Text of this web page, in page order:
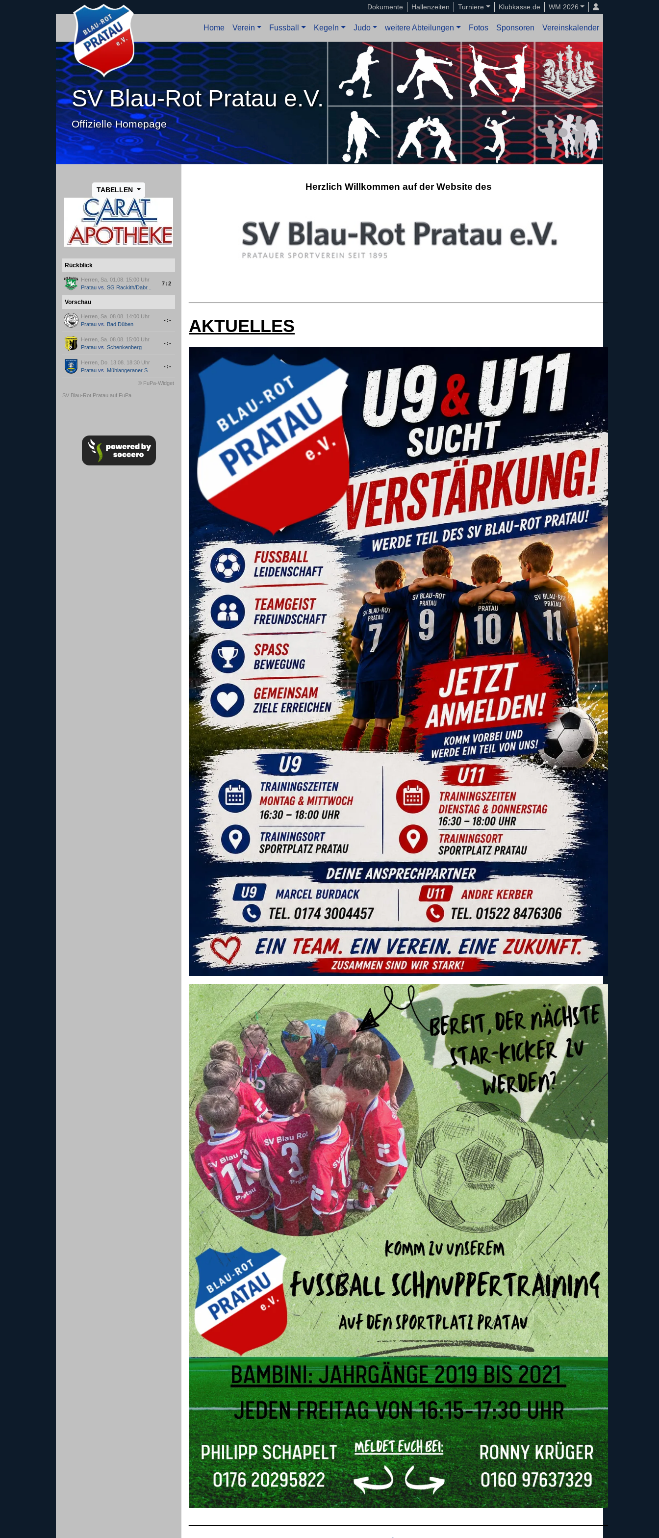
Dokumente Hallenzeiten Turniere Klubkasse.de WM 2026
Home Verein Fussball Kegeln Judo weitere Abteilungen Fotos Sponsoren Vereinskalender
SV Blau-Rot Pratau e.V.
Offizielle Homepage
TABELLEN
Rückblick
Herren, Sa. 01.08. 15:00 Uhr
Pratauvs. SG Rackith/Dabr...
7:2
Vorschau
Herren, Sa. 08.08. 14:00 Uhr
Pratauvs. Bad Düben
-:-
Herren, Sa. 08.08. 15:00 Uhr
Pratauvs. Schenkenberg
-:-
Herren, Do. 13.08. 18:30 Uhr
Pratauvs. Mühlangeraner S...
-:-
© FuPa-Widget
SV Blau-Rot Pratau auf FuPa
Herzlich Willkommen auf der Website des
AKTUELLES